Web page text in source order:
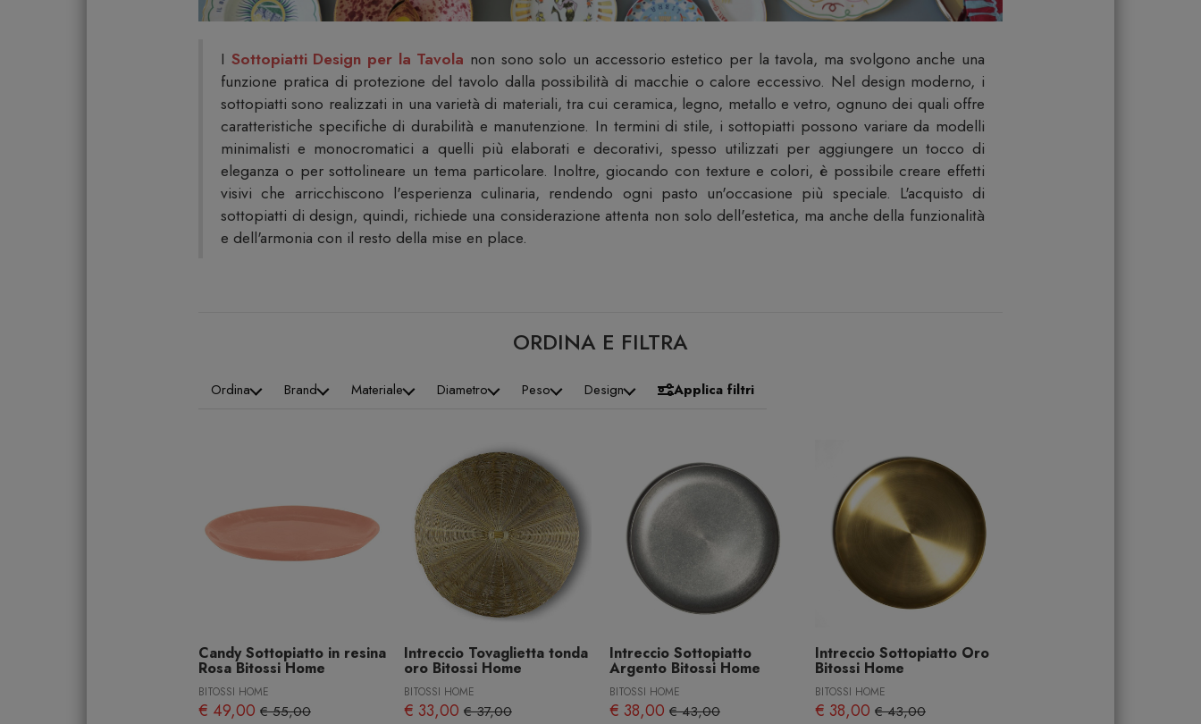
I Sottopiatti Design per la Tavola non sono solo un accessorio estetico per la tavola, ma svolgono anche una
funzione pratica di protezione del tavolo dalla possibilità di macchie o calore eccessivo. Nel design moderno, i
sottopiatti sono realizzati in una varietà di materiali, tra cui ceramica, legno, metallo e vetro, ognuno dei quali offre
caratteristiche specifiche di durabilità e manutenzione. In termini di stile, i sottopiatti possono variare da modelli
minimalisti e monocromatici a quelli più elaborati e decorativi, spesso utilizzati per aggiungere un tocco di
eleganza o per sottolineare un tema particolare. Inoltre, giocando con texture e colori, è possibile creare effetti
visivi che arricchiscono l'esperienza culinaria, rendendo ogni pasto un'occasione più speciale. L'acquisto di
sottopiatti di design, quindi, richiede una considerazione attenta non solo dell'estetica, ma anche della funzionalità
e dell'armonia con il resto della mise en place.
ORDINA E FILTRA
Ordina Brand Materiale Diametro Peso Design Applica filtri
Candy Sottopiatto in resina
Rosa Bitossi Home
BITOSSI HOME
€ 49,00 € 55,00
Intreccio Tovaglietta tonda
oro Bitossi Home
BITOSSI HOME
€ 33,00 € 37,00
Intreccio Sottopiatto
Argento Bitossi Home
BITOSSI HOME
€ 38,00 € 43,00
Intreccio Sottopiatto Oro
Bitossi Home
BITOSSI HOME
€ 38,00 € 43,00